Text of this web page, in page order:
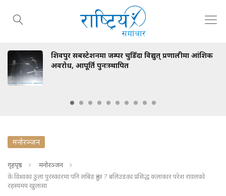
जम्पर चुडिँदा विद्युत् प्रणालीमा आंशिक
रास्वपाका
मनोरञ्जन
गृहपृष्ठ
मनोरञ्जन
के विश्वका ठुला पुरस्कारमा पनि लबिङ हुन्छ ? बलिउडका प्रसिद्ध कलाकार परेश रावलको
रहस्यमय खुलासा